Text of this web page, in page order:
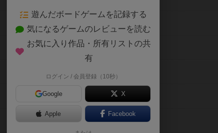
遊んだボードゲームを記録する
気になるゲームのレビューを読む
お気に入り作品・所有リストの共
有
ログイン / 会員登録（10秒）
Google X
Apple Facebook
ボードゲーム会情報
メカニクス特集
掲示板・トピックス
ボドとも・会員一覧
ボードゲーム業界コラム